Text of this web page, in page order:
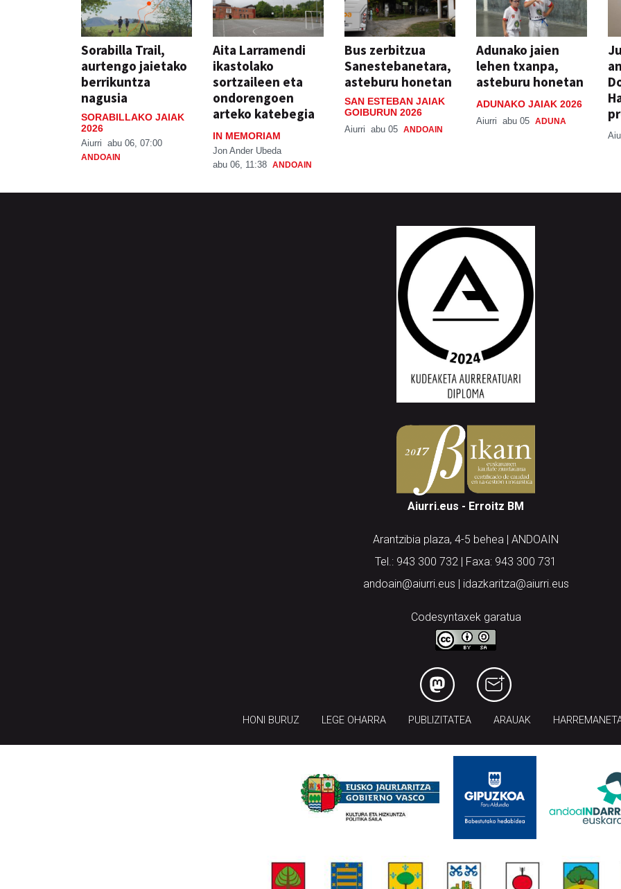
Sorabilla Trail,
aurtengo jaietako
berrikuntza
nagusia
SORABILLAKO JAIAK
2026
Aiurri abu 06, 07:00
ANDOAIN
Aita Larramendi
ikastolako
sortzaileen eta
ondorengoen
arteko katebegia
IN MEMORIAM
Jon Ander Ubeda
abu 06, 11:38 ANDOAIN
Bus zerbitzua
Sanestebanetara,
asteburu honetan
SAN ESTEBAN JAIAK
GOIBURUN 2026
Aiurri abu 05 ANDOAIN
Adunako jaien
lehen txanpa,
asteburu honetan
ADUNAKO JAIAK 2026
Aiurri abu 05 ADUNA
Aiurri.eus - Erroitz BM
Arantzibia plaza, 4-5 behea | ANDOAIN
Tel.: 943 300 732 | Faxa: 943 300 731
andoain@aiurri.eus | idazkaritza@aiurri.eus
Codesyntaxek garatua
HONI BURUZ LEGE OHARRA PUBLIZITATEA ARAUAK